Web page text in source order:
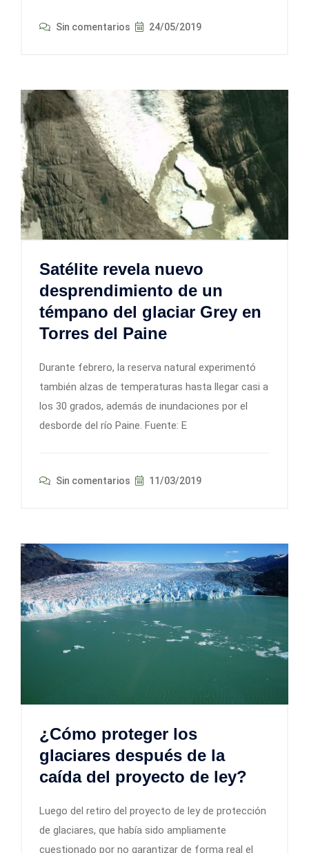
Sin comentarios 24/05/2019
Satélite revela nuevo
desprendimiento de un
témpano del glaciar Grey en
Torres del Paine
Durante febrero, la reserva natural experimentó
también alzas de temperaturas hasta llegar casi a
los 30 grados, además de inundaciones por el
desborde del río Paine. Fuente: E
Sin comentarios 11/03/2019
¿Cómo proteger los
glaciares después de la
caída del proyecto de ley?
Luego del retiro del proyecto de ley de protección
de glaciares, que había sido ampliamente
cuestionado por no garantizar de forma real el